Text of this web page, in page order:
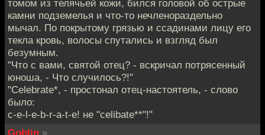
томом из телячьей кожи, бился головой об острые
камни подземелья и что-то нечленораздельно
мычал. По покрытому грязью и ссадинами лицу его
текла кровь, волосы спутались и взгляд был
безумным.
"Что с вами, святой отец? - вскричал потрясенный
юноша, - Что случилось?!"
"Celebrate*, - простонал отец-настоятель, - слово
было:
c-e-l-e-b-r-a-t-e! не "celibate**"!"